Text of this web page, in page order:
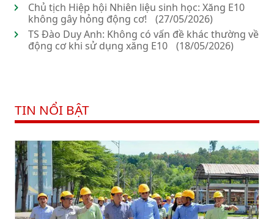
Chủ tịch Hiệp hội Nhiên liệu sinh học: Xăng E10
không gây hỏng động cơ!
(27/05/2026)
TS Đào Duy Anh: Không có vấn đề khác thường về
động cơ khi sử dụng xăng E10
(18/05/2026)
TIN NỔI BẬT